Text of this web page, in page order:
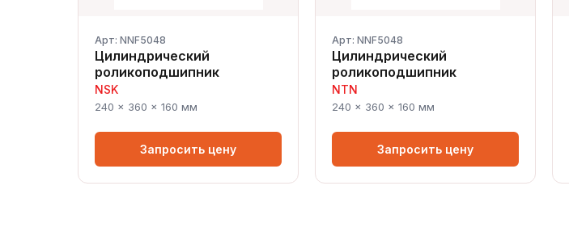
Арт: NNF5048
Цилиндрический
роликоподшипник
NSK
240 × 360 × 160 мм
Запросить цену
Арт: NNF5048
Цилиндрический
роликоподшипник
NTN
240 × 360 × 160 мм
Запросить цену